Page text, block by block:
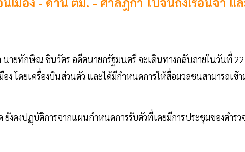
ายทักษิณ ชินวัตร อดีตนายกรัฐมนตรี จะเดินทางกลับภายในวันที่ 22
โดยเครื่องบินส่วนตัว และได้มีกำหนดการให้สื่อมวลชนสามารถเข้า
คงปฏฺบัติการจากแผนกำหนดการรับตัวที่เคยมีการประชุมของตำรว